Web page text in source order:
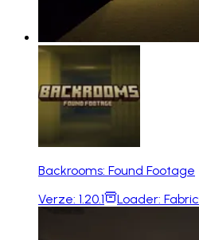
Backrooms: Found Footage
Verze: 1.20.1 Loader: Fabric